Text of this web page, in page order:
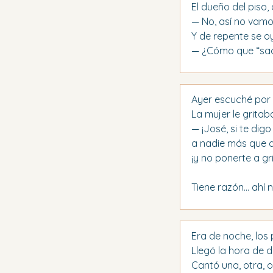
El dueño del
— No, así no
Y de repente se
— ¿Cómo que
Ayer escuché
La mujer le
— ¡José, si te
a nadie más que
¡y no ponerte a
Tiene razón… ahí
Era de noche,
Llegó la hora de
Cantó una, otra,